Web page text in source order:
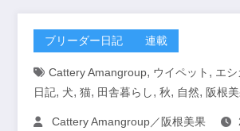
ブリーダー日記 連載
Cattery Amangroup, ウイペット , エ
日記, 犬, 猫, 田舎暮らし, 秋, 自然, 阪根
Cattery Amangroup／阪根美果